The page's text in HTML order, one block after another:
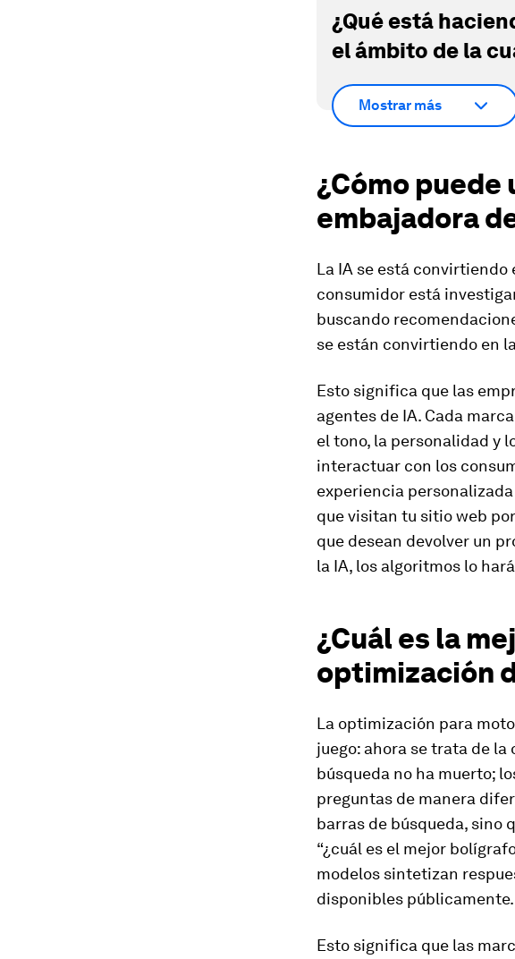
¿Qué está
el ámbito de la
Mostrar más
¿Cómo puede
embajadora
La IA se está convirtiendo
consumidor está
buscando
se están convirtiendo en
Esto significa que las
agentes de IA. Cada
el tono, la personalidad y
interactuar con los
experiencia
que visitan tu sitio web
que desean devolver un
la IA, los algoritmos lo
¿Cuál es la
optimización
La optimización para
juego: ahora se trata de la
búsqueda no ha muerto;
preguntas de manera
barras de búsqueda, sino
“¿cuál es el mejor
modelos sintetizan
disponibles públicamente.
Esto significa que las